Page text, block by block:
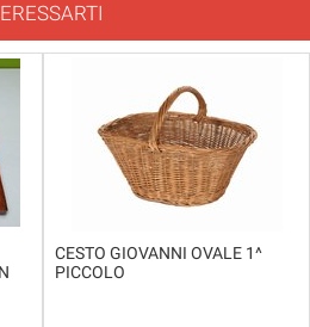
CESTO GIOVANNI OVALE 1^
PICCOLO